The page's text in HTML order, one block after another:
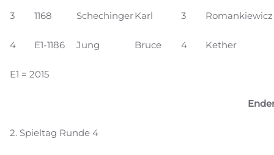
3 1168 SchechingerKarl 3 Romankiewicz
4 E1-1186 Jung Bruce 4 Kether
E1 = 2015
2. Spieltag Runde 4